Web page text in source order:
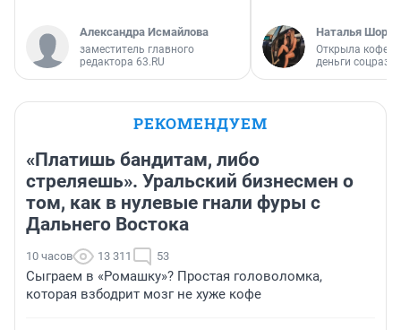
Александра Исмайлова
заместитель главного
редактора 63.RU
Наталья
Открыла
деньги
РЕКОМЕНДУЕМ
«Платишь бандитам, либо
стреляешь». Уральский бизнесмен о
том, как в нулевые гнали фуры с
Дальнего Востока
10 часов 13 311 53
Сыграем в «Ромашку»? Простая головоломка,
которая взбодрит мозг не хуже кофе